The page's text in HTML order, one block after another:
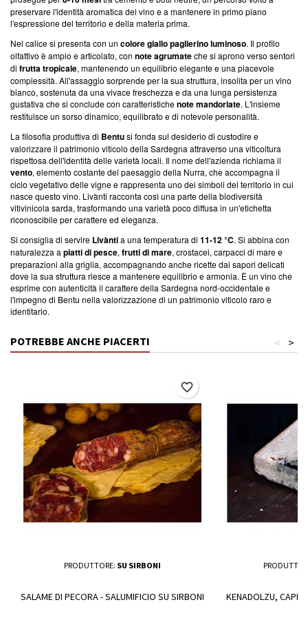
preservare l'identità aromatica del vino e a mantenere in primo piano
l'espressione del territorio e della materia prima.
Nel calice si presenta con un colore giallo paglierino luminoso. Il profilo
olfattivo è ampio e articolato, con note agrumateche si aprono verso sentori
di frutta tropicale, mantenendo un equilibrio elegante e una piacevole
complessità. All'assaggio sorprende per la sua struttura, insolita per un vino
bianco, sostenuta da una vivace freschezza e da una lunga persistenza
gustativa che si conclude con caratteristichenote mandorlate. L'insieme
restituisce un sorso dinamico, equilibrato e di notevole personalità.
La filosofia produttiva di Bentusi fonda sul desiderio di custodire e
valorizzare il patrimonio viticolo della Sardegna attraverso una viticoltura
rispettosa dell'identità delle varietà locali. Il nome dell'azienda richiama il
vento, elemento costante del paesaggio della Nurra, che accompagna il
ciclo vegetativo delle vigne e rappresenta uno dei simboli del territorio in cui
nasce questo vino. Livànti racconta così una parte della biodiversità
vitivinicola sarda, trasformando una varietà poco diffusa in un'etichetta
riconoscibile per carattere ed eleganza.
Si consiglia di servire Livàntia una temperatura di 11-12 °C. Si abbina con
naturalezza a piatti di pesce, frutti di mare, crostacei, carpacci di mare e
preparazioni alla griglia, accompagnando anche ricette dai sapori delicati
dove la sua struttura riesce a mantenere equilibrio e armonia. È un vino che
esprime con autenticità il carattere della Sardegna nord-occidentale e
l'impegno di Bentu nella valorizzazione di un patrimonio viticolo raro e
identitario.
POTREBBE ANCHE PIACERTI >
<
PRODUTTORE: SU SIRBONI
SALAME DI PECORA - SALUMIFICIO SU SIRBONI
favorite_border
KENADOLZU,